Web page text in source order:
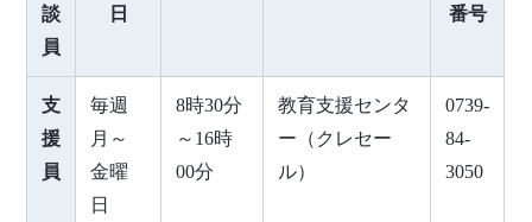
談
員
日
番号
支
援
員
毎週
月～
金曜
日
8時30分
～16時
00分
教育支援センタ
ー（クレセー
ル）
0739-
84-
3050